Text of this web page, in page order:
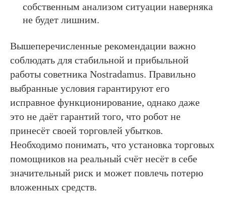
собственным анализом ситуации наверняка
не будет лишним.
Вышеперечисленные рекомендации важно
соблюдать для стабильной и прибыльной
работы советника Nostradamus. Правильно
выбранные условия гарантируют его
исправное функционирование, однако даже
это не даёт гарантий того, что робот не
принесёт своей торговлей убытков.
Необходимо понимать, что установка торговых
помощников на реальный счёт несёт в себе
значительный риск и может повлечь потерю
вложенных средств.